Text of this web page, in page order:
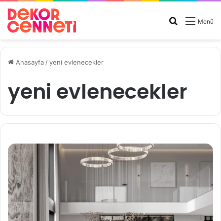
Menü
Arama
...
Anasayfa /yeni evlenecekler
yeni evlenecekler